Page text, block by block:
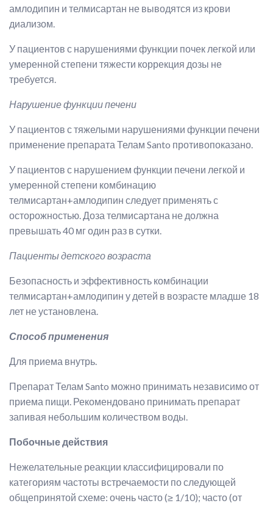
амлодипин и телмисартан не выводятся из крови
диализом.
У пациентов с нарушениями функции почек легкой или
умеренной степени тяжести коррекция дозы не
требуется.
Нарушение функции печени
У пациентов с тяжелыми нарушениями функции печени
применение препарата Телам Santo противопоказано.
У пациентов с нарушением функции печени легкой и
умеренной степени комбинацию
телмисартан+амлодипин следует применять с
осторожностью. Доза телмисартана не должна
превышать 40 мг один раз в сутки.
Пациенты детского возраста
Безопасность и эффективность комбинации
телмисартан+амлодипин у детей в возрасте младше 18
лет не установлена.
Способ применения
Для приема внутрь.
Препарат Телам Santo можно принимать независимо от
приема пищи. Рекомендовано принимать препарат
запивая небольшим количеством воды.
Побочные действия
Нежелательные реакции классифицировали по
категориям частоты встречаемости по следующей
общепринятой схеме: очень часто (≥ 1/10); часто (от